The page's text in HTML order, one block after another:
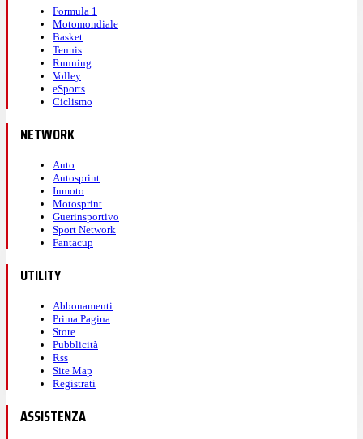
Formula 1
Motomondiale
Basket
Tennis
Running
Volley
eSports
Ciclismo
NETWORK
Auto
Autosprint
Inmoto
Motosprint
Guerinsportivo
Sport Network
Fantacup
UTILITY
Abbonamenti
Prima Pagina
Store
Pubblicità
Rss
Site Map
Registrati
ASSISTENZA